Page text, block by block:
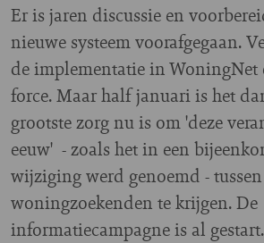
Er is jaren discussie en
nieuwe systeem voorafgegaan.
de implementatie in WoningNet
force. Maar half januari is het
grootste zorg nu is om 'deze
eeuw' - zoals het in een
wijziging werd genoemd -
woningzoekenden te krijgen. De
informatiecampagne is al gestart.